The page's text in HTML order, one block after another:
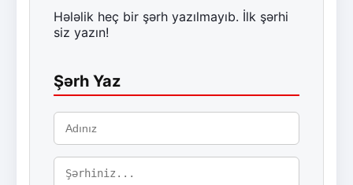
Hələlik heç bir şərh yazılmayıb. İlk şərhi
siz yazın!
Şərh Yaz